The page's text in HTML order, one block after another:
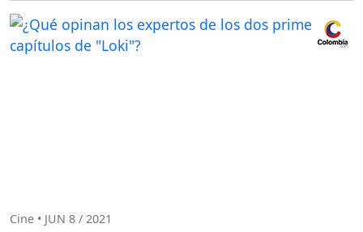
Cine • JUN 8 / 2021